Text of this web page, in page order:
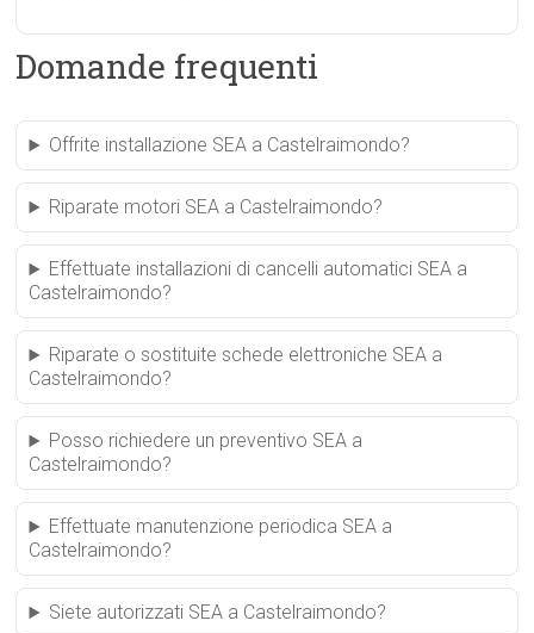
Domande frequenti
Offrite installazione SEA a Castelraimondo?
Riparate motori SEA a Castelraimondo?
Effettuate installazioni di cancelli automatici SEA a
Castelraimondo?
Riparate o sostituite schede elettroniche SEA a
Castelraimondo?
Posso richiedere un preventivo SEA a
Castelraimondo?
Effettuate manutenzione periodica SEA a
Castelraimondo?
Siete autorizzati SEA a Castelraimondo?